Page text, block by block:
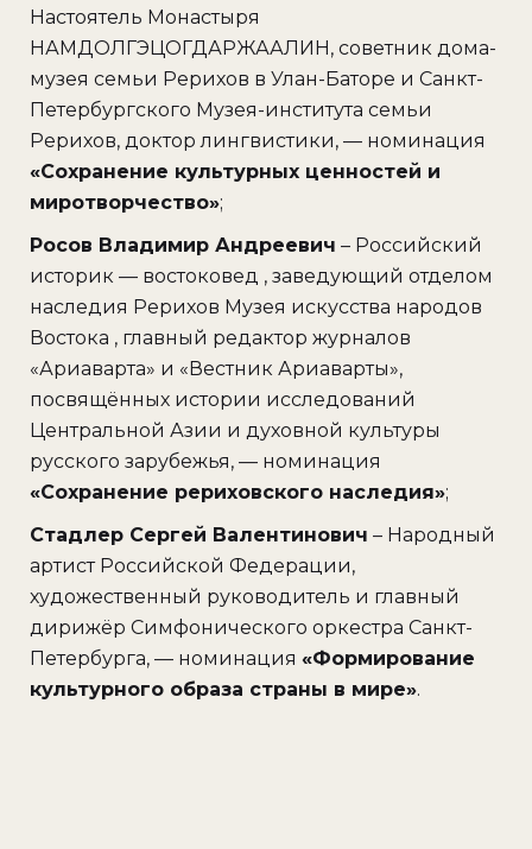
Настоятель Монастыря
НАМДОЛГЭЦОГДАРЖААЛИН, советник дома-
музея семьи Рерихов в Улан-Баторе и Санкт-
Петербургского Музея-института семьи
Рерихов, доктор лингвистики, — номинация
«Сохранение культурных ценностей и
миротворчество»;
Росов Владимир Андреевич – Российский
историк — востоковед , заведующий отделом
наследия Рерихов Музея искусства народов
Востока , главный редактор журналов
«Ариаварта» и «Вестник Ариаварты»,
посвящённых истории исследований
Центральной Азии и духовной культуры
русского зарубежья, — номинация
«Сохранение рериховского наследия»;
Стадлер Сергей Валентинович – Народный
артист Российской Федерации,
художественный руководитель и главный
дирижёр Симфонического оркестра Санкт-
Петербурга, — номинация «Формирование
культурного образа страны в мире».